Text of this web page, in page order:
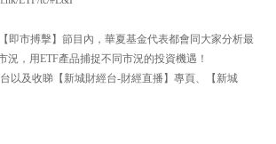
即市搏擊】節目內，華夏基金代表都會同大家分析最
況，用ETF產品捕捉不同市況的投資機遇！
以及收睇【新城財經台-財經直播】專頁、【新城